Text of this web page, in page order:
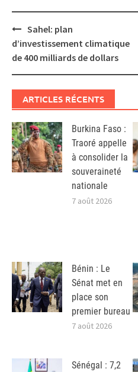
Post
navigation
Sahel: plan
d’investissement climatique
de 400 milliards de dollars
ARTICLES RÉCENTS
Burkina Faso :
Traoré appelle
à consolider la
souveraineté
nationale
7 août 2026
Bénin : Le
Sénat met en
place son
premier bureau
7 août 2026
Sénégal : 7,2